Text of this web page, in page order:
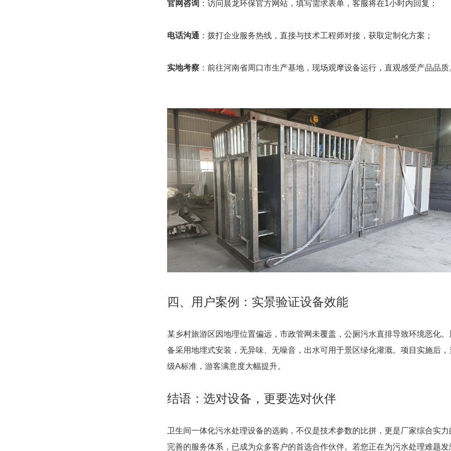
官网咨询 ：访问晨龙环保官方网站，填写需求表单，客服将在1小时内回复；
电话沟通 ：拨打企业服务热线，直接与技术工程师对接，获取定制化方案；
实地考察 ：前往河南省周口市生产基地，现场观摩设备运行，直观感受产品品质
四、用户案例：实景验证设备效能
某乡村旅游区因地理位置偏远，市政管网未覆盖，公厕污水直排导致环境恶化
备采用地埋式安装，无异味、无噪音，出水可用于景区绿化灌溉。项目实施后
级A标准，游客满意度大幅提升。
结语：选对设备，更要选对伙伴
卫生间一体化污水处理设备的选购，不仅是技术参数的比拼，更是厂家综合实
完善的服务体系，已成为众多客户的首选合作伙伴。若您正在为污水处理难题